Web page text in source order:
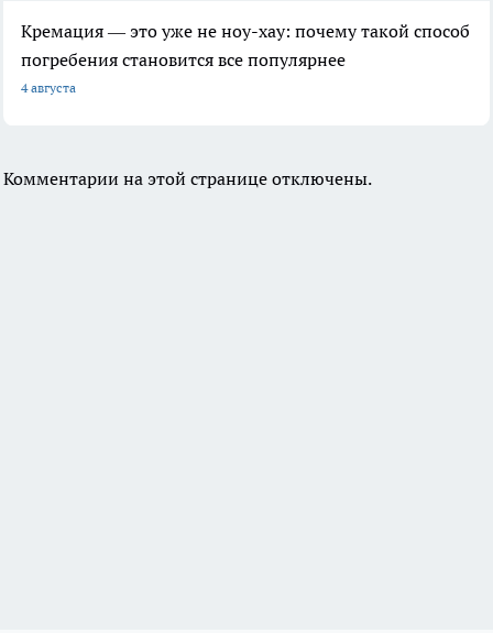
Кремация — это уже не ноу-хау: почему такой способ
погребения становится все популярнее
4 августа
Комментарии на этой странице отключены.